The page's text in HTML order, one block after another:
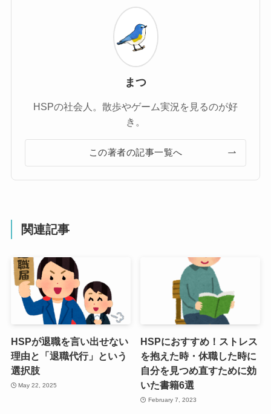
まつ
HSPの社会人。散歩やゲーム実況を見るのが好
き。
この著者の記事一覧へ
関連記事
HSPが退職を言い出せない
理由と「退職代行」という
選択肢
May 22, 2025
HSPにおすすめ！ストレス
を抱えた時・休職した時に
自分を見つめ直すために効
いた書籍6選
February 7, 2023